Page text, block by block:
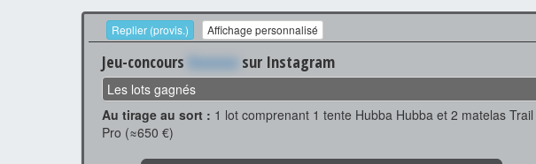
Replier (provis.) Affichage personnalisé
Jeu-concours Xxxxxxx sur Instagram
Les lots gagnés
Au tirage au sort : 1 lot comprenant 1 tente Hubba Hubba et 2 matelas Trail
Pro (≈650 €)